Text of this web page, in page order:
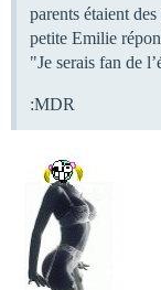
parents étaient
petite Emilie
"Je serais fan de
:MDR